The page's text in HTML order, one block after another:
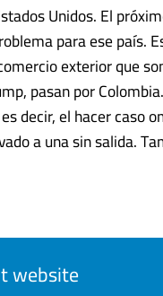
Unidos. El
para ese país.
exterior que
pasan por
decir, el hacer caso
a una sin salida.
website